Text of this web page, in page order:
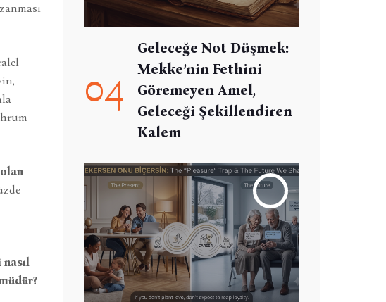
04
Geleceğe Not Düşmek:
Mekke’nin Fethini
Göremeyen Amel,
Geleceği Şekillendiren
Kalem